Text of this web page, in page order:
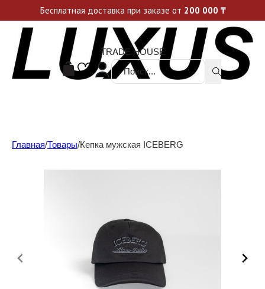
Уникальные акции и спецпредложения каждую неделю, не пропусти свой шанс
TRADE HOUSE
Поиск ...
Главная/Товары/Кепка мужская ICEBERG
Бесплатная доставка при заказе от 200 000 ₸